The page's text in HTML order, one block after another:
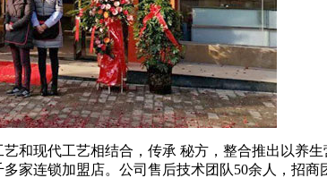
和现代工艺相结合，传承 秘方，整合推出以养
家连锁加盟店。公司售后技术团队50余人，招